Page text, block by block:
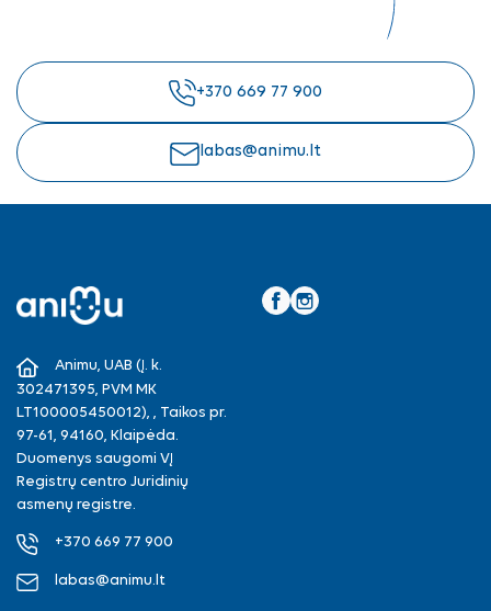
+370 669 77 900
labas@animu.lt
Animu, UAB (Į. k.
302471395, PVM MK
LT100005450012), , Taikos pr.
97-61, 94160, Klaipėda.
Duomenys saugomi VĮ
Registrų centro Juridinių
asmenų registre.
+370 669 77 900
labas@animu.lt